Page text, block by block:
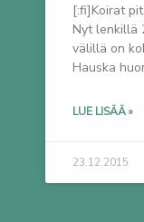
[:fi]Koirat
Nyt lenkillä
välillä on
Hauska
LUE LISÄÄ »
23.12.2015